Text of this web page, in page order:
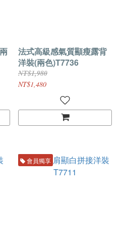
法式高級感氣質顯瘦露背
洋裝(兩色)T7736
NT$1,980
NT$1,480
會員獨享